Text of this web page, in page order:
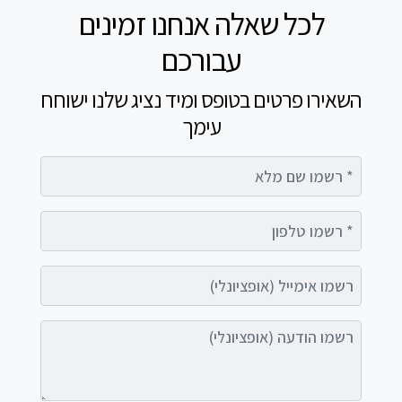
לכל שאלה אנחנו זמינים
עבורכם
השאירו פרטים בטופס ומיד נציג שלנו ישוחח
עימך
רשמו הודעה (אופציונלי)